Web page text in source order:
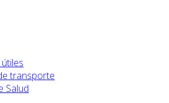
transporte
Salud